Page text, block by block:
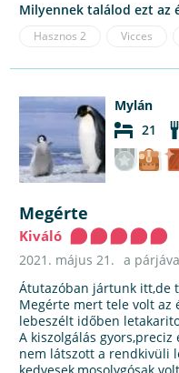
Milyennek találod ezt az
Hasznos 2 Vicces
Mylán
21
Megérte
Kiváló
2021. május 21. a
Átutazóban jártunk itt,de
Megérte mert tele volt az
lebeszélt időben
A kiszolgálás
nem látszott a rendkivüli